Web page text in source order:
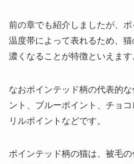
前の章でも紹介しましたが、ポ
温度帯によって表れるため、
濃くなることが特徴といえます
なおポインテッド柄の代表的
ント、ブルーポイント、チョコ
リルポイントなどです。
ポインテッド柄の猫は、被毛の